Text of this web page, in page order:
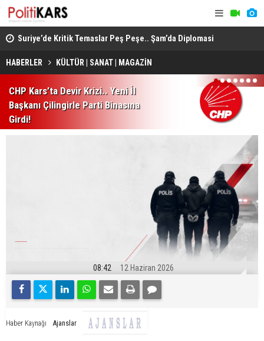
Suriye’de Kritik Temaslar Peş Peşe.. Şam’da Diplomasi
ve Güvenlik Gündemi Öne Çıktı!
HABERLER KÜLTÜR | SANAT | MAGAZİN
CHP Kars’ta Devir Krizi.. Yeni İl
Başkanı Çilingirle Parti Binasına
Girdi!
1 2 3 4 5 6 7
08:42 12 Haziran 2026
Haber Kaynağı Ajanslar